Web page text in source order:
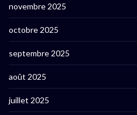
novembre 2025
octobre 2025
septembre 2025
août 2025
juillet 2025